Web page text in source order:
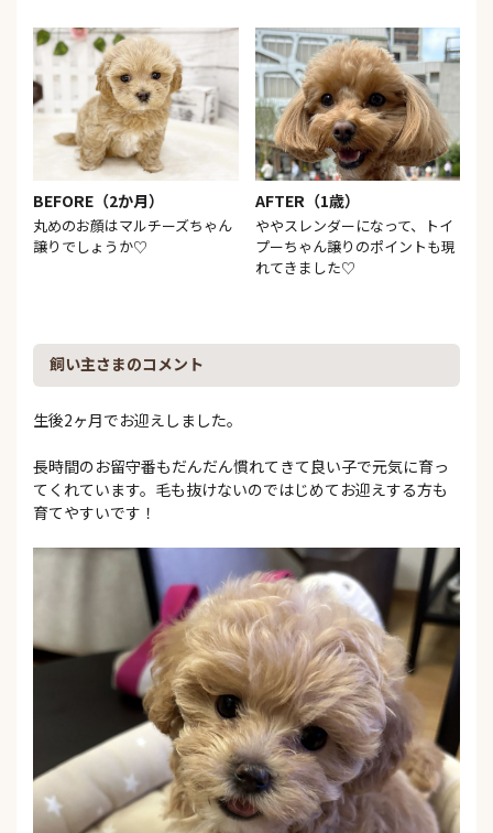
BEFORE（2か月）
丸めのお顔はマルチーズちゃん
譲りでしょうか♡
AFTER（1歳）
ややスレンダーになって、トイ
プーちゃん譲りのポイントも現
れてきました♡
飼い主さまのコメント
生後2ヶ月でお迎えしました。
長時間のお留守番もだんだん慣れてきて良い子で元気に育っ
てくれています。毛も抜けないのではじめてお迎えする方も
育てやすいです！